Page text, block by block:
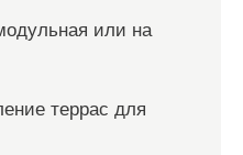
или на
террас для